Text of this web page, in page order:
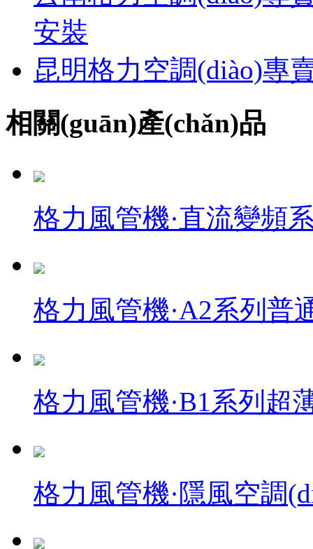
安裝
昆明格力空調(diào)專
相關(guān)產(chǎn)品
格力風管機·直流變頻
格力風管機·A2系列
格力風管機·B1系列超
格力風管機·隱風空調